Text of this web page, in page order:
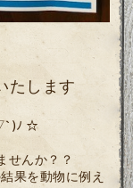
たします
ﾉ ☆
せんか？？
果を動物に例え